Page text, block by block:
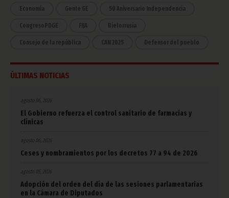
Economía Gente GE 50 Aniversario Independencia
CongresoPDGE FIJA Bielorrusia
Consejo de la república CAN 2025 Defensor del pueblo
ÚLTIMAS NOTICIAS
agosto 06, 2026
El Gobierno refuerza el control sanitario de farmacias y
clínicas
agosto 06, 2026
Ceses y nombramientos por los decretos 77 a 94 de 2026
agosto 05, 2026
Adopción del orden del día de las sesiones parlamentarias
en la Cámara de Diputados